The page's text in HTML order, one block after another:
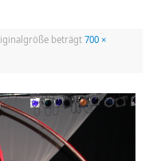
beträgt700 ×